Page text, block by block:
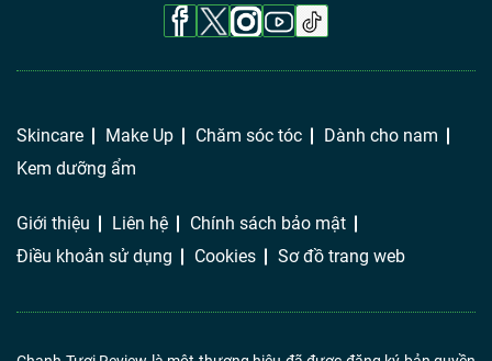
Skincare Make Up Chăm sóc tóc
Dành cho nam
Kem dưỡng ẩm
Giới thiệu Liên hệ
Chính sách bảo mật
Điều khoản sử dụng
Cookies Sơ đồ trang web